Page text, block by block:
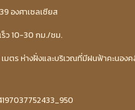
องศาเซลเซียส
ร็ว 10-30 กม./ชม.
เมตร ห่างฝั่งและบริเวณที่มีฝนฟ้าคะนอง